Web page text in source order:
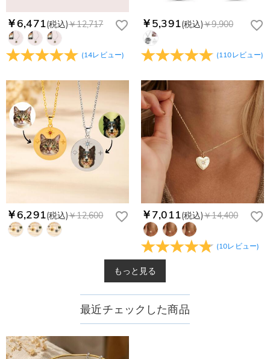
￥6,471(税込)￥12,717
(14レビュー)
￥5,391(税込)￥9,900
(110レビュー)
￥6,291(税込)￥12,600 ￥7,011(税込)￥14,400
(10レビュー)
もっと見る
最近チェックした商品